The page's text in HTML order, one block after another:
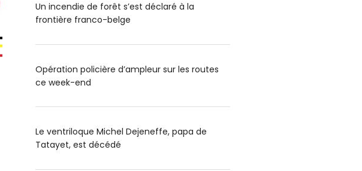
Un incendie de forêt s’est déclaré à la
frontière franco-belge
Opération policière d’ampleur sur les routes
ce week-end
Le ventriloque Michel Dejeneffe, papa de
Tatayet, est décédé